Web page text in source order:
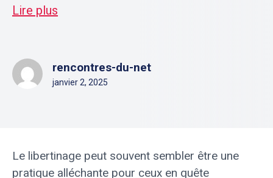
Lire plus
rencontres-du-net
janvier 2, 2025
Le libertinage peut souvent sembler être une
pratique alléchante pour ceux en quête